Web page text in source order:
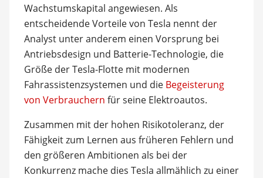
Wachstumskapital angewiesen. Als
entscheidende Vorteile von Tesla nennt der
Analyst unter anderem einen Vorsprung bei
Antriebsdesign und Batterie-Technologie, die
Größe der Tesla-Flotte mit modernen
Fahrassistenzsystemen und die Begeisterung
von Verbrauchern für seine Elektroautos.
Zusammen mit der hohen Risikotoleranz, der
Fähigkeit zum Lernen aus früheren Fehlern und
den größeren Ambitionen als bei der
Konkurrenz mache dies Tesla allmählich zu einer